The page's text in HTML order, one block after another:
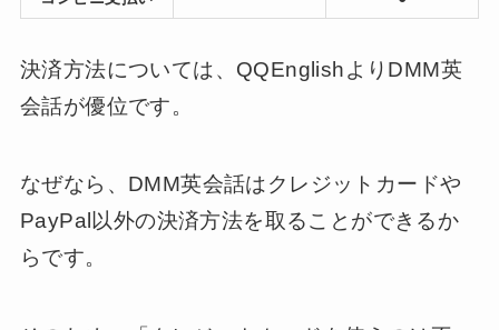
決済方法については、QQEnglishよりDMM英
会話が優位です。
なぜなら、DMM英会話はクレジットカードや
PayPal以外の決済方法を取ることができるか
らです。